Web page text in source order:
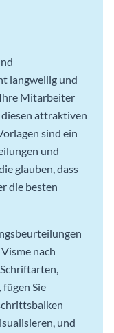
langweilig und
Mitarbeiter
diesen attraktiven
sind ein
und
glauben, dass
die besten
nach
Sie
und